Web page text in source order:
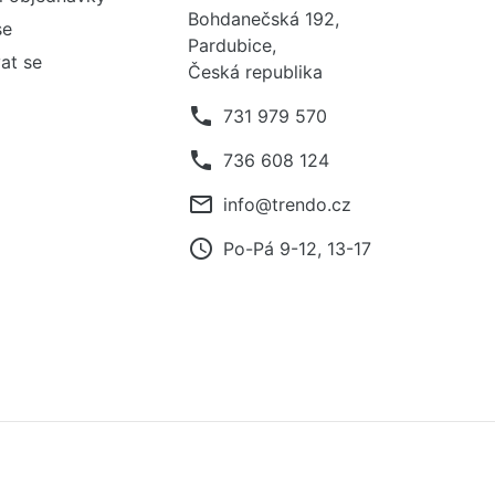
se
Bohdanečská 192,
Pardubice,
Česká republika
phone 731 979 570
phone 736 608 124
mail_outline info@trendo.cz
access_time Po-Pá 9-12, 13-17